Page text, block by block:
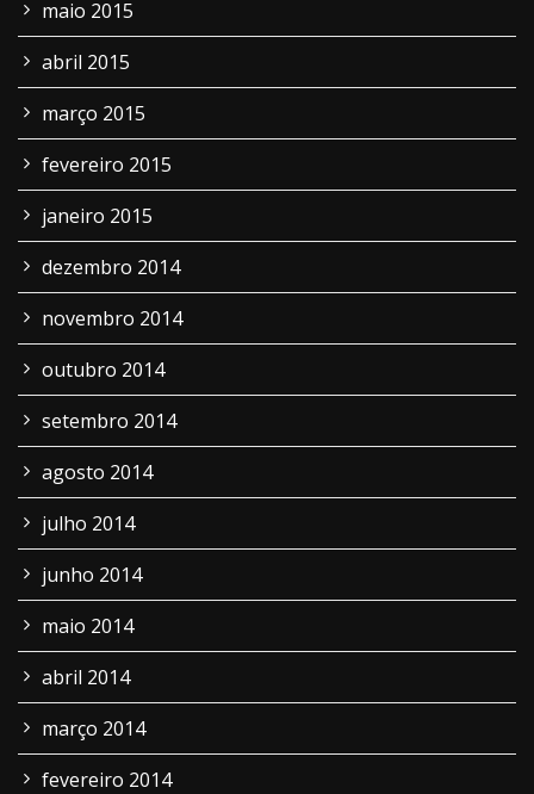
maio 2015
abril 2015
março 2015
fevereiro 2015
janeiro 2015
dezembro 2014
novembro 2014
outubro 2014
setembro 2014
agosto 2014
julho 2014
junho 2014
maio 2014
abril 2014
março 2014
fevereiro 2014